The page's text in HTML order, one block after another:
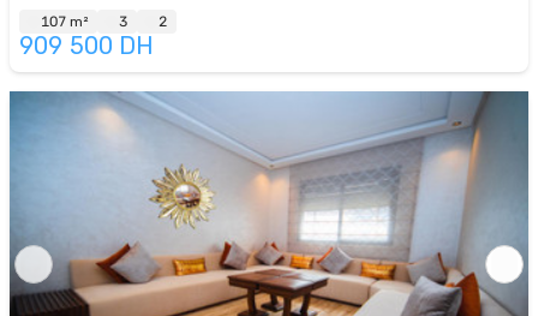
107 m² 3 2
909 500 DH